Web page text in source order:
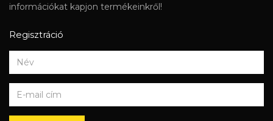
információkat kapjon termékeinkről!
Regisztráció